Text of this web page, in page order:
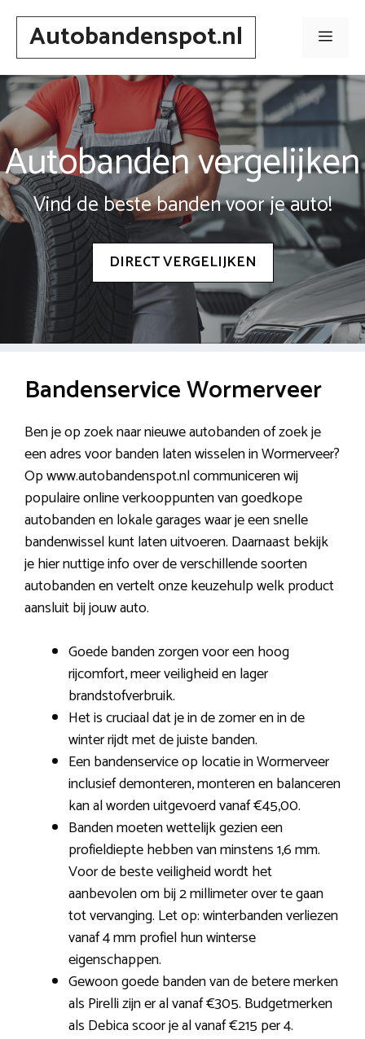
Spring
inhoudAutobandenspot.nl Menu
Autobanden vergelijken
Vind de beste banden voor je auto!
DIRECT VERGELIJKEN
Bandenservice Wormerveer
Ben je op zoek naar nieuwe autobanden of zoek je
een adres voor banden laten wisselen in Wormerveer?
Op www.autobandenspot.nl communiceren wij
populaire online verkooppunten van goedkope
autobanden en lokale garages waar je een snelle
bandenwissel kunt laten uitvoeren. Daarnaast bekijk
je hier nuttige info over de verschillende soorten
autobanden en vertelt onze keuzehulp welk product
aansluit bij jouw auto.
Goede banden zorgen voor een hoog
rijcomfort, meer veiligheid en lager
brandstofverbruik.
Het is cruciaal dat je in de zomer en in de
winter rijdt met de juiste banden.
Een bandenservice op locatie in Wormerveer
inclusief demonteren, monteren en balanceren
kan al worden uitgevoerd vanaf €45,00.
Banden moeten wettelijk gezien een
profieldiepte hebben van minstens 1,6 mm.
Voor de beste veiligheid wordt het
aanbevolen om bij 2 millimeter over te gaan
tot vervanging. Let op: winterbanden verliezen
vanaf 4 mm profiel hun winterse
eigenschappen.
Gewoon goede banden van de betere merken
als Pirelli zijn er al vanaf €305. Budgetmerken
als Debica scoor je al vanaf €215 per 4.